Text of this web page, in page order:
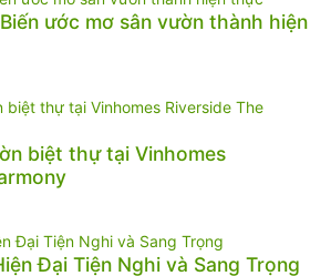
ước mơ sân vườn thành hiện
biệt thự tại Vinhomes
Đại Tiện Nghi và Sang Trọng